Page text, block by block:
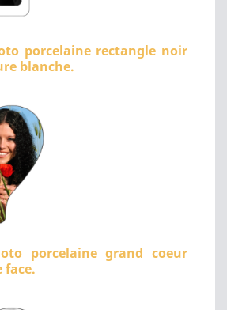
porcelaine rectangle noir
blanche.
porcelaine grand coeur
face.